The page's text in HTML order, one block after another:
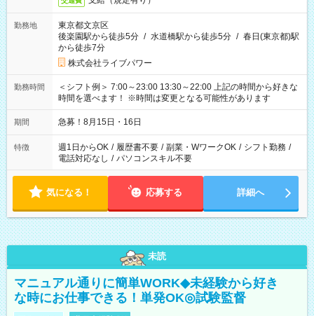
勤務地
東京都文京区
後楽園駅から徒歩5分 / 水道橋駅から徒歩5分 / 春日(東京都)駅
から徒歩7分
株式会社ライブパワー
勤務時間
＜シフト例＞ 7:00～23:00 13:30～22:00 上記の時間から好きな
時間を選べます！ ※時間は変更となる可能性があります
期間 急募！8月15日・16日
特徴 週1日からOK / 履歴書不要 / 副業・WワークOK / シフト勤務 /
電話対応なし / パソコンスキル不要
気になる！ 応募する 詳細へ
未読
マニュアル通りに簡単WORK◆未経験から好き
な時にお仕事できる！単発OK◎試験監督